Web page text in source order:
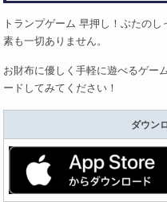
トランプゲーム 早押し！ぶたの
素も一切ありません。
お財布に優しく手軽に遊べるゲー
ードしてみてください！
ダウン